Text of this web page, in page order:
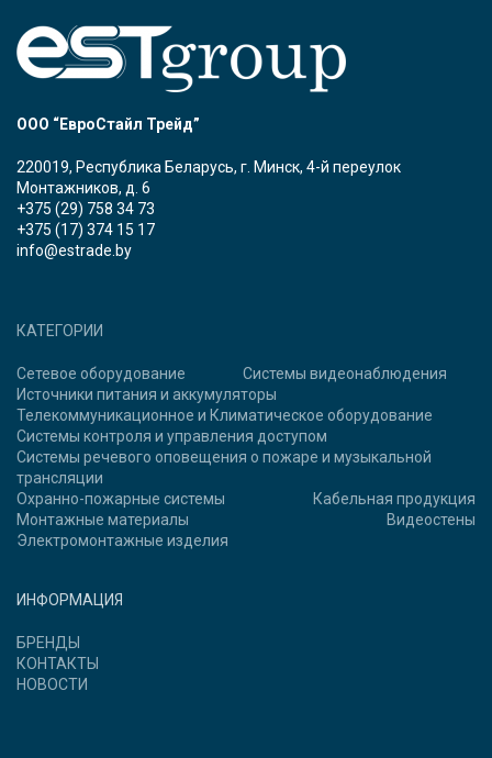
ООО “ЕвроСтайл Трейд”
220019, Республика Беларусь, г. Минск, 4-й переулок
Монтажников, д. 6
+375 (29) 758 34 73
+375 (17) 374 15 17
info@estrade.by
КАТЕГОРИИ
Сетевое оборудование
Системы видеонаблюдения
Источники питания и аккумуляторы
Телекоммуникационное и Климатическое оборудование
Системы контроля и управления доступом
Системы речевого оповещения о пожаре и музыкальной
трансляции
Охранно-пожарные системы
Кабельная продукция
Монтажные материалы
Видеостены
Электромонтажные изделия
ИНФОРМАЦИЯ
БРЕНДЫ
КОНТАКТЫ
НОВОСТИ